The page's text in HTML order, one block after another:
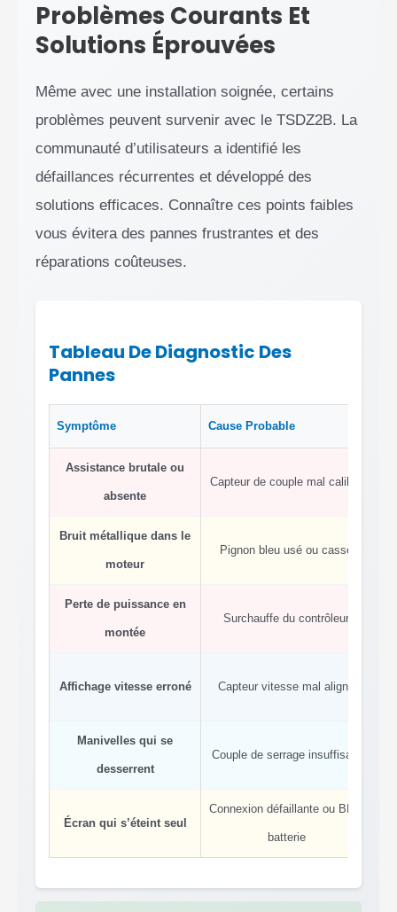
Problèmes Courants Et
Solutions Éprouvées
Même avec une installation soignée, certains
problèmes peuvent survenir avec le TSDZ2B. La
communauté d’utilisateurs a identifié les
défaillances récurrentes et développé des
solutions efficaces. Connaître ces points faibles
vous évitera des pannes frustrantes et des
réparations coûteuses.
Tableau De Diagnostic Des
Pannes
Symptôme Cause Probable
Assistance brutale ou
absente
Capteur de couple mal calibré
Bruit métallique dans le
moteur
Pignon bleu usé ou cassé
Perte de puissance en
montée
Surchauffe du contrôleur
Affichage vitesse erroné Capteur vitesse mal aligné
Manivelles qui se
desserrent
Couple de serrage insuffisant
Écran qui s’éteint seul
Connexion défaillante ou BMS
batterie